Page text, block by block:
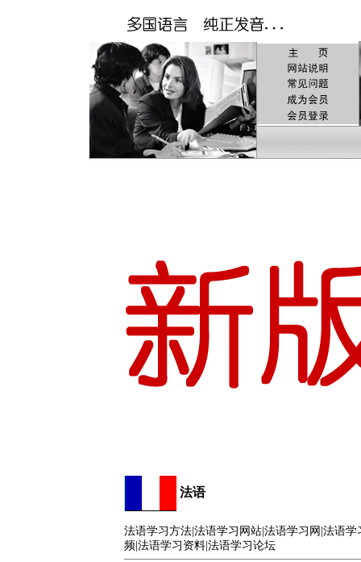
法语
法语学习方法|法语学习网站|法语学习网|法语
频|法语学习资料|法语学习论坛